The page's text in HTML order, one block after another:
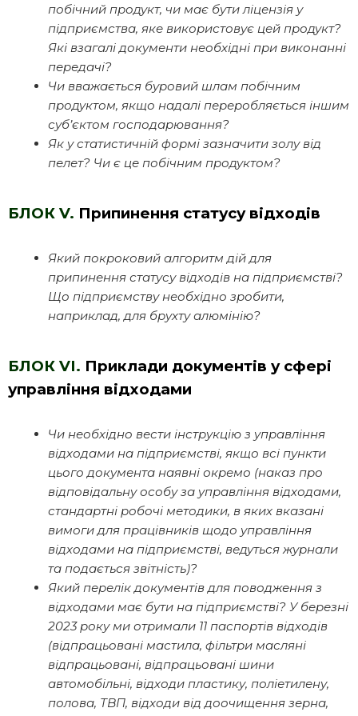
побічний продукт, чи має бути ліцензія у
підприємства, яке використовує цей продукт?
Які взагалі документи необхідні при виконанні
передачі?
Чи вважається буровий шлам побічним
продуктом, якщо надалі переробляється іншим
суб’єктом господарювання?
Як у статистичній формі зазначити золу від
пелет? Чи є це побічним продуктом?
БЛОК V. Припинення статусу відходів
Який покроковий алгоритм дій для
припинення статусу відходів на підприємстві?
Що підприємству необхідно зробити,
наприклад, для брухту алюмінію?
БЛОК VI. Приклади документів у сфері
управління відходами
Чи необхідно вести інструкцію з управління
відходами на підприємстві, якщо всі пункти
цього документа наявні окремо (наказ про
відповідальну особу за управління відходами,
стандартні робочі методики, в яких вказані
вимоги для працівників щодо управління
відходами на підприємстві, ведуться журнали
та подається звітність)?
Який перелік документів для поводження з
відходами має бути на підприємстві? У березні
2023 року ми отримали 11 паспортів відходів
(відпрацьовані мастила, фільтри масляні
відпрацьовані, відпрацьовані шини
автомобільні, відходи пластику, поліетилену,
полова, ТВП, відходи від доочищення зерна,